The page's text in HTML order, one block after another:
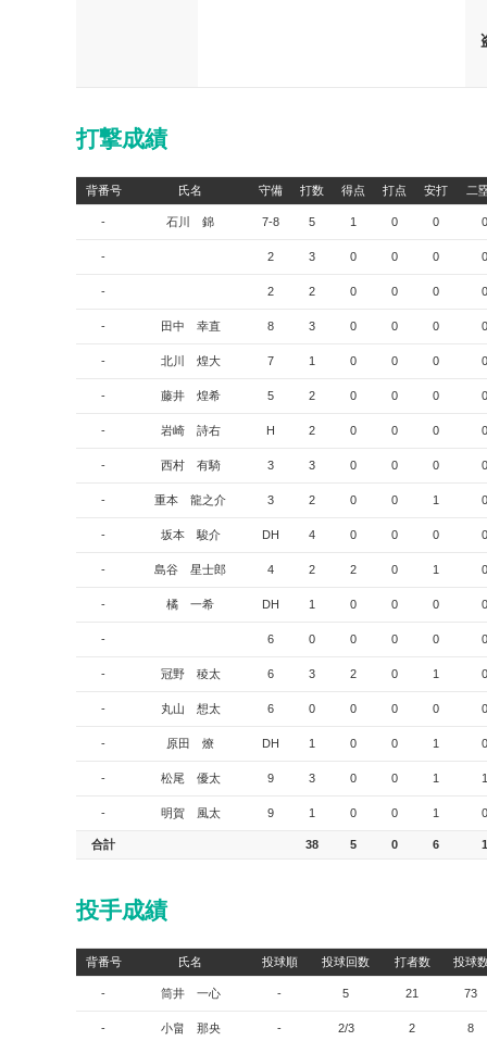
打撃成績
背番号 氏名 守備 打数 得点 打点 安打 二
- 石川 錦 7-8 5 1 0 0 0
- 2 3 0 0 0 0
- 2 2 0 0 0 0
- 田中 幸直 8 3 0 0 0 0
- 北川 煌大 7 1 0 0 0 0
- 藤井 煌希 5 2 0 0 0 0
- 岩崎 詩右 H 2 0 0 0 0
- 西村 有騎 3 3 0 0 0 0
- 重本 龍之介 3 2 0 0 1 0
- 坂本 駿介 DH 4 0 0 0 0
- 島谷 星士郎 4 2 2 0 1 0
- 橘 一希 DH 1 0 0 0 0
- 6 0 0 0 0 0
- 冠野 稜太 6 3 2 0 1 0
- 丸山 想太 6 0 0 0 0 0
- 原田 燎 DH 1 0 0 1 0
- 松尾 優太 9 3 0 0 1 1
- 明賀 風太 9 1 0 0 1 0
合計 38 5 0 6 1
投手成績
背番号 氏名 投球順 投球回数 打者数 投球
- 筒井 一心 - 5 21 73
- 小畠 那央 - 2/3 2 8